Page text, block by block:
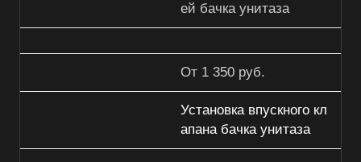
ей бачка унитаза
От 1 350 руб.
Установка впускного кл
апана бачка унитаза